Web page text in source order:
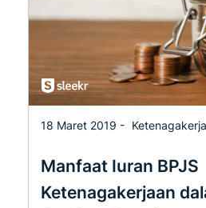
18 Maret 2019 -
Manfaat Iuran BPJS
Ketenagakerjaan